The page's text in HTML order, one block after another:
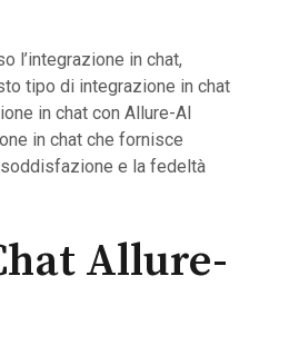
l’integrazione in chat,
tipo di integrazione in chat
in chat con Allure-AI
in chat che fornisce
e la fedeltà
Allure-